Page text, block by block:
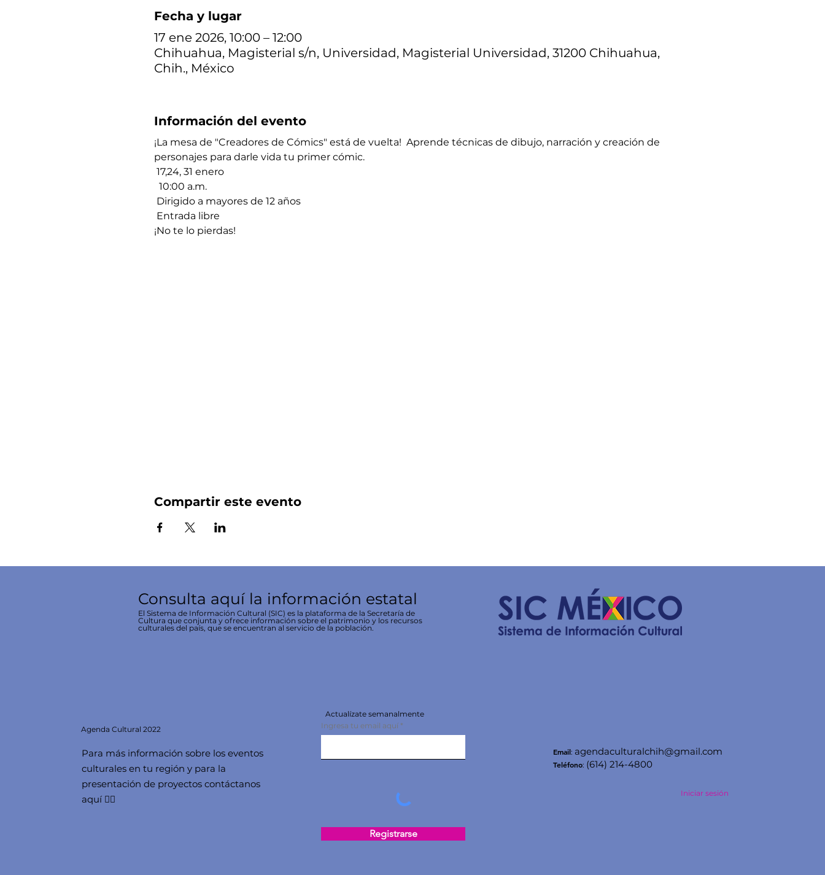
Fecha y lugar
17 ene 2026, 10:00 – 12:00
Chihuahua, Magisterial s/n, Universidad, Magisterial Universidad, 31200 Chihuahua,
Chih., México
Información del evento
¡La mesa de "Creadores de Cómics" está de vuelta!  Aprende técnicas de dibujo, narración y creación de
personajes ​​para darle vida tu primer cómic.
17,24, 31 enero
10:00 a.m.
Dirigido a mayores de 12 años
Entrada libre
¡No te lo pierdas!
Compartir este evento
Consulta aquí la información estatal
El Sistema de Información Cultural (SIC) es la plataforma de la Secretaría de
Cultura que conjunta y ofrece información sobre el patrimonio y los recursos
culturales del país, que se encuentran al servicio de la población.
AgendaCultural 2022
Para más información sobre los eventos
culturales en tu región y para la
presentación de proyectos contáctanos
aquí 👇🏻
Actualízate semanalmente
Ingresa tu email aquí
Registrarse
Iniciar sesión
Email: agendaculturalchih@gmail.com
Teléfono: (614) 214-4800